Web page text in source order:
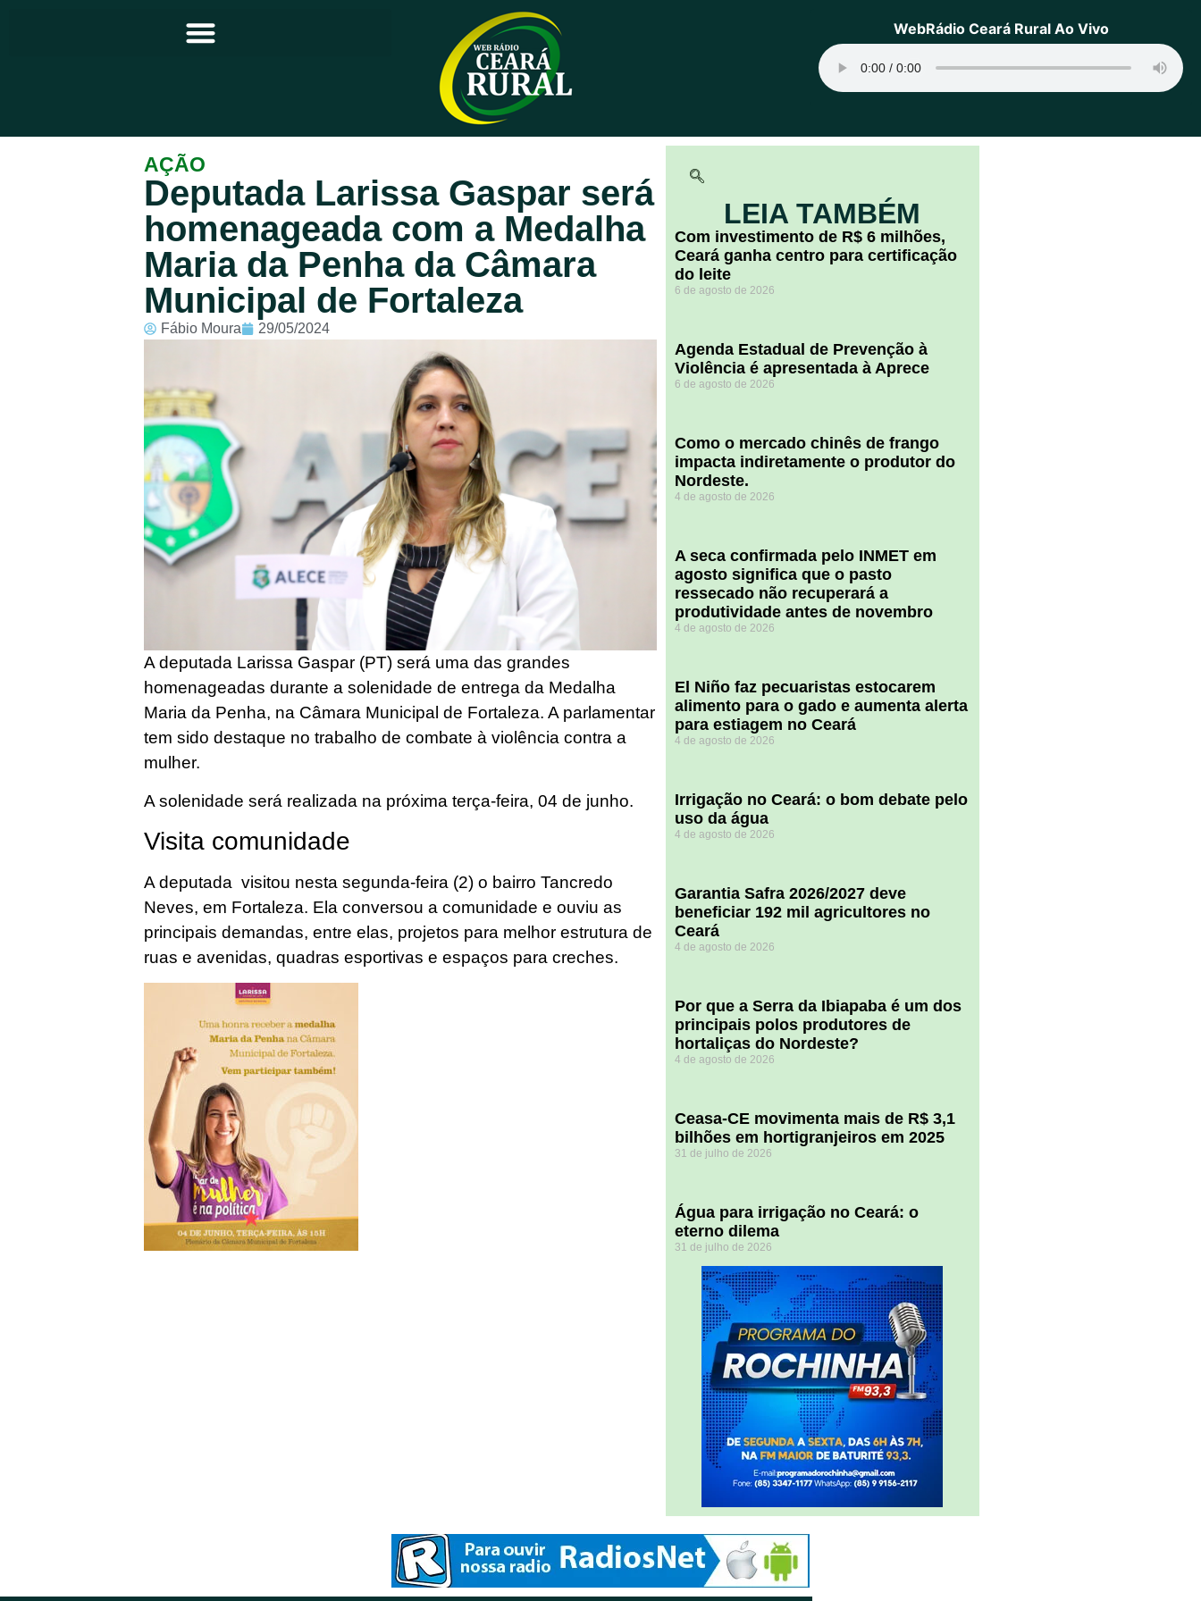
Principal
Notícias
Programação
Equipe
Contato
Sobre
WebRádio Ceará Rural Ao Vivo
AÇÃO
Deputada Larissa Gaspar será
homenageada com a Medalha
Maria da Penha da Câmara
Municipal de Fortaleza
Fábio Moura 29/05/2024
A deputada Larissa Gaspar (PT) será uma das grandes
homenageadas durante a solenidade de entrega da Medalha
Maria da Penha, na Câmara Municipal de Fortaleza. A parlamentar
tem sido destaque no trabalho de combate à violência contra a
mulher.
A solenidade será realizada na próxima terça-feira, 04 de junho.
Visita comunidade
A deputada visitou nesta segunda-feira (2) o bairro Tancredo
Neves, em Fortaleza. Ela conversou a comunidade e ouviu as
principais demandas, entre elas, projetos para melhor estrutura de
ruas e avenidas, quadras esportivas e espaços para creches.
LEIA TAMBÉM
Com investimento de R$ 6 milhões,
Ceará ganha centro para certificação
do leite
6 de agosto de 2026
Agenda Estadual de Prevenção à
Violência é apresentada à Aprece
6 de agosto de 2026
​Como o mercado chinês de frango
impacta indiretamente o produtor do
Nordeste.
4 de agosto de 2026
A seca confirmada pelo INMET em
agosto significa que o pasto
ressecado não recuperará a
produtividade antes de novembro
4 de agosto de 2026
El Niño faz pecuaristas estocarem
alimento para o gado e aumenta alerta
para estiagem no Ceará
4 de agosto de 2026
Irrigação no Ceará: o bom debate pelo
uso da água
4 de agosto de 2026
Garantia Safra 2026/2027 deve
beneficiar 192 mil agricultores no
Ceará
4 de agosto de 2026
Por que a Serra da Ibiapaba é um dos
principais polos produtores de
hortaliças do Nordeste?
4 de agosto de 2026
Ceasa-CE movimenta mais de R$ 3,1
bilhões em hortigranjeiros em 2025
31 de julho de 2026
Água para irrigação no Ceará: o
eterno dilema
31 de julho de 2026